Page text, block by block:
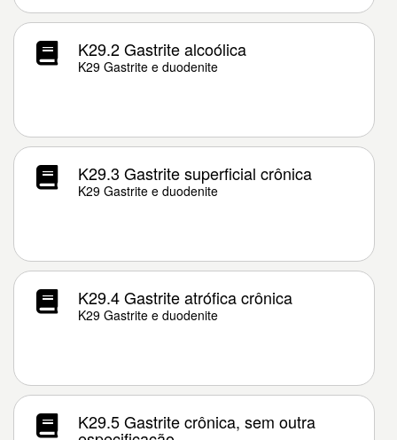
K29.2 Gastrite alcoólica
K29 Gastrite e duodenite
K29.3 Gastrite superficial crônica
K29 Gastrite e duodenite
K29.4 Gastrite atrófica crônica
K29 Gastrite e duodenite
K29.5 Gastrite crônica, sem outra